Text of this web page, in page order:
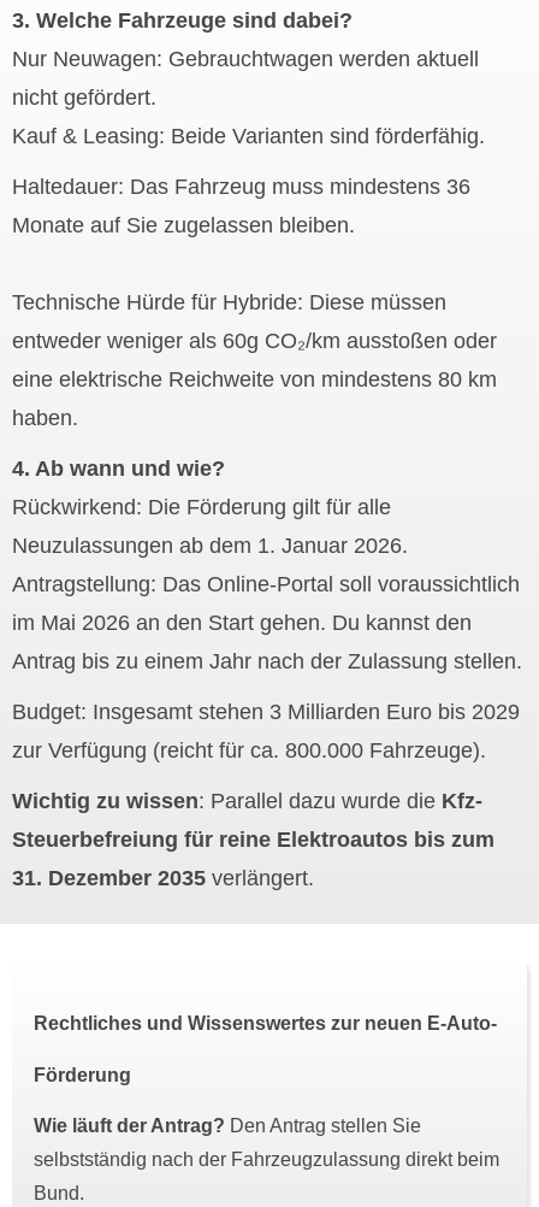
3. Welche Fahrzeuge sind dabei?
Nur Neuwagen: Gebrauchtwagen werden aktuell
nicht gefördert.
Kauf & Leasing: Beide Varianten sind förderfähig.
Haltedauer: Das Fahrzeug muss mindestens 36
Monate auf Sie zugelassen bleiben.
Technische Hürde für Hybride: Diese müssen
entweder weniger als 60g CO₂/km ausstoßen oder
eine elektrische Reichweite von mindestens 80 km
haben.
4. Ab wann und wie?
Rückwirkend: Die Förderung gilt für alle
Neuzulassungen ab dem 1. Januar 2026.
Antragstellung: Das Online-Portal soll voraussichtlich
im Mai 2026 an den Start gehen. Du kannst den
Antrag bis zu einem Jahr nach der Zulassung stellen.
Budget: Insgesamt stehen 3 Milliarden Euro bis 2029
zur Verfügung (reicht für ca. 800.000 Fahrzeuge).
Wichtig zu wissen: Parallel dazu wurde die Kfz-
Steuerbefreiung für reine Elektroautos bis zum
31. Dezember 2035 verlängert.
Rechtliches und Wissenswertes zur neuen E-Auto-
Förderung
Wie läuft der Antrag? Den Antrag stellen Sie
selbstständig nach der Fahrzeugzulassung direkt beim
Bund.